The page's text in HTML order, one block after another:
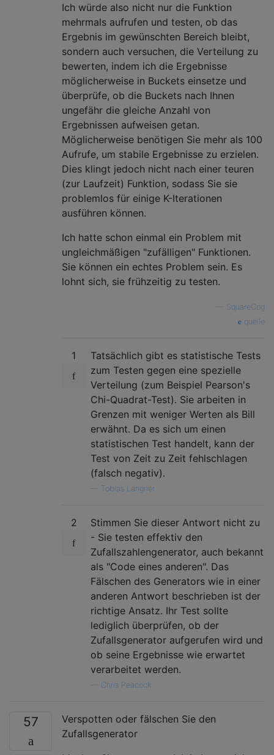
Ich würde also nicht nur die Funktion
mehrmals aufrufen und testen, ob das
Ergebnis im gewünschten Bereich bleibt,
sondern auch versuchen, die Verteilung zu
bewerten, indem ich die Ergebnisse
möglicherweise in Buckets einsetze und
überprüfe, ob die Buckets nach Ihnen
ungefähr die gleiche Anzahl von
Ergebnissen aufweisen getan.
Möglicherweise benötigen Sie mehr als 100
Aufrufe, um stabile Ergebnisse zu erzielen.
Dies klingt jedoch nicht nach einer teuren
(zur Laufzeit) Funktion, sodass Sie sie
problemlos für einige K-Iterationen
ausführen können.
Ich hatte schon einmal ein Problem mit
ungleichmäßigen "zufälligen" Funktionen.
Sie können ein echtes Problem sein. Es
lohnt sich, sie frühzeitig zu testen.
SquareCog
quelle
1
Tatsächlich gibt es statistische Tests
zum Testen gegen eine spezielle
Verteilung (zum Beispiel Pearson's
Chi-Quadrat-Test). Sie arbeiten in
Grenzen mit weniger Werten als Bill
erwähnt. Da es sich um einen
statistischen Test handelt, kann der
Test von Zeit zu Zeit fehlschlagen
(falsch negativ).
Tobias Langner
2
Stimmen Sie dieser Antwort nicht zu
- Sie testen effektiv den
Zufallszahlengenerator, auch bekannt
als "Code eines anderen". Das
Fälschen des Generators wie in einer
anderen Antwort beschrieben ist der
richtige Ansatz. Ihr Test sollte
lediglich überprüfen, ob der
Zufallsgenerator aufgerufen wird und
ob seine Ergebnisse wie erwartet
verarbeitet werden.
Chris Peacock
57
Verspotten oder fälschen Sie den
Zufallsgenerator